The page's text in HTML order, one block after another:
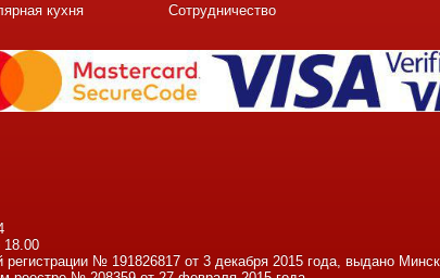
кухня Сотрудничество
регистрации № 191826817 от 3 декабря 2015 года, выдано